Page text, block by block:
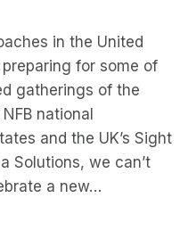
in the United
for some of
gatherings of the
national
and the UK’s Sight
Solutions, we can’t
a new…